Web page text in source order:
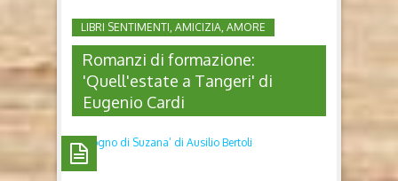
vendute nel mondo e più di 100 mila nel nostro
Paese. Le sue opere sono...
LIBRI SENTIMENTI, AMICIZIA, AMORE
Romanzi di formazione:
'Quell'estate a Tangeri' di
Eugenio Cardi